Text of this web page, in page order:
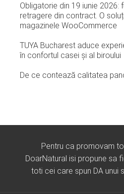
Obligatorie din 19 iunie 2026:
retragere din contract. O
magazinele WooCommerce
TUYA Bucharest aduce
în confortul casei și al biroului
De ce contează calitatea
Pentru ca promovam
DoarNatural isi propune sa
toti cei care spun DA unui